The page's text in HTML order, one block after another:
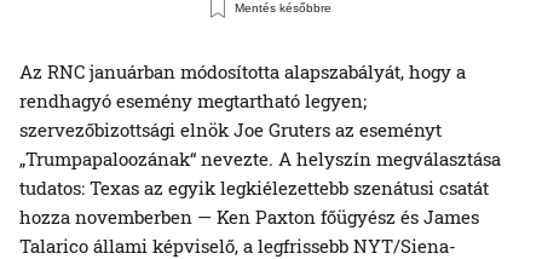
Mentés későbbre
Az RNC januárban módosította alapszabályát, hogy a
rendhagyó esemény megtartható legyen;
szervezőbizottsági elnök Joe Gruters az eseményt
„Trumpapaloozának“ nevezte. A helyszín megválasztása
tudatos: Texas az egyik legkiélezettebb szenátusi csatát
hozza novemberben — Ken Paxton főügyész és James
Talarico állami képviselő, a legfrissebb NYT/Siena-